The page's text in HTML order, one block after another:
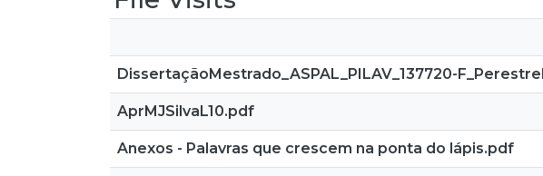
DissertaçãoMestrado_ASPAL_PILAV_137720-
AprMJSilvaL10.pdf
Anexos - Palavras que crescem na ponta do lápis.pdf